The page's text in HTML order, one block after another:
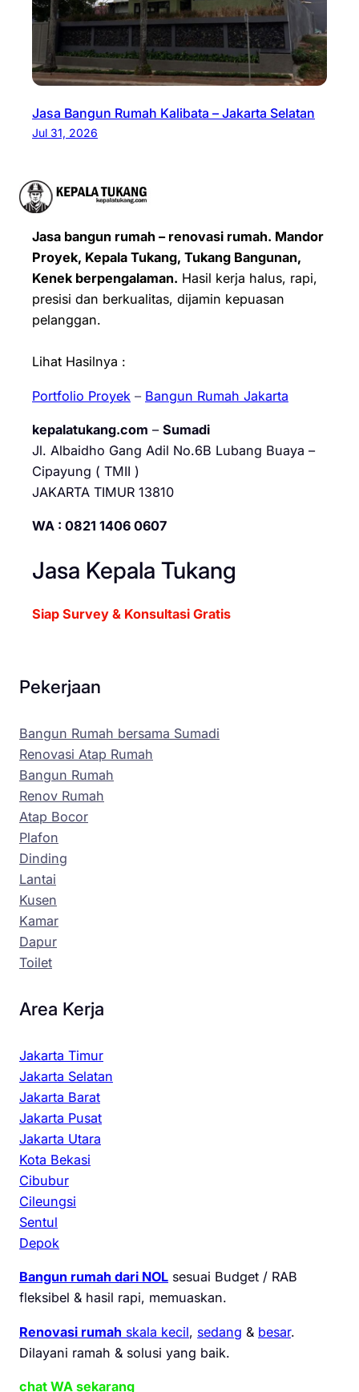
Jasa Bangun Rumah Kalibata – Jakarta Selatan
Jul 31, 2026
Jasa bangun rumah – renovasi rumah. Mandor
Proyek, Kepala Tukang, Tukang Bangunan,
Kenek berpengalaman. Hasil kerja halus, rapi,
presisi dan berkualitas, dijamin kepuasan
pelanggan.
Lihat Hasilnya :
Portfolio Proyek – Bangun Rumah Jakarta
kepalatukang.com – Sumadi
Jl. Albaidho Gang Adil No.6B Lubang Buaya –
Cipayung ( TMII )
JAKARTA TIMUR 13810
WA : 0821 1406 0607
Jasa Kepala Tukang
Siap Survey & Konsultasi Gratis
Pekerjaan
Bangun Rumah bersama Sumadi
Renovasi Atap Rumah
Bangun Rumah
Renov Rumah
Atap Bocor
Plafon
Dinding
Lantai
Kusen
Kamar
Dapur
Toilet
Area Kerja
Jakarta Timur
Jakarta Selatan
Jakarta Barat
Jakarta Pusat
Jakarta Utara
Kota Bekasi
Cibubur
Cileungsi
Sentul
Depok
Bangun rumah dari NOL sesuai Budget / RAB
fleksibel & hasil rapi, memuaskan.
Renovasi rumah skala kecil, sedang & besar.
Dilayani ramah & solusi yang baik.
chat WA sekarang